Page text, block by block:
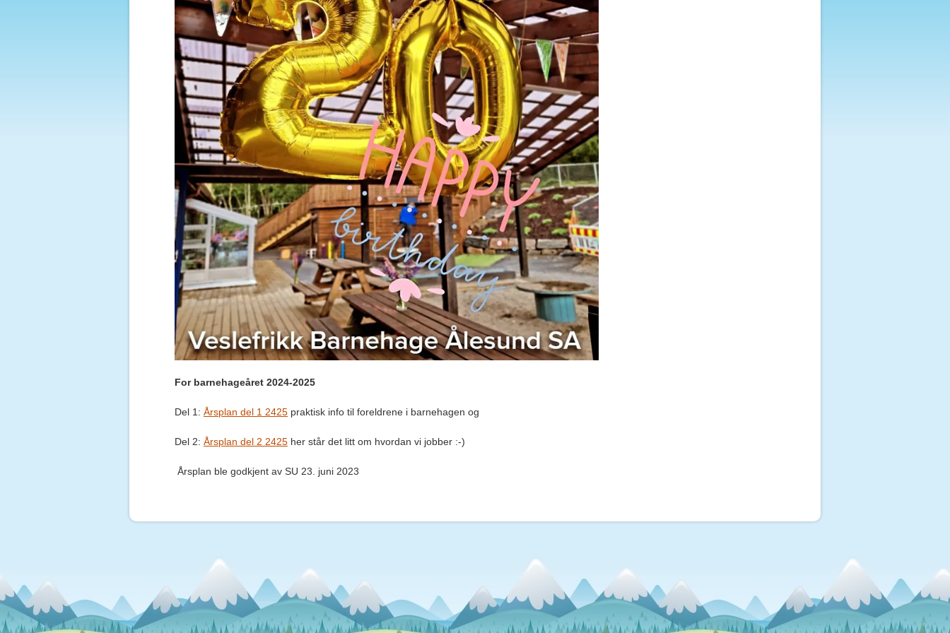
For barnehageåret 2024-2025
Del 1: Årsplan del 1 2425 praktisk info til foreldrene i barnehagen og
Del 2: Årsplan del 2 2425 her står det litt om hvordan vi jobber :-)
Årsplan ble godkjent av SU 23. juni 2023